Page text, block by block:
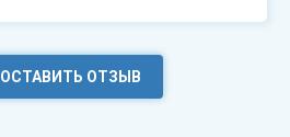
ОСТАВИТЬ ОТЗЫВ